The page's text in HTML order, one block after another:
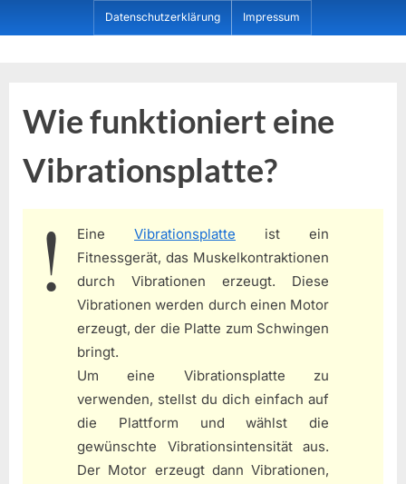
to
Datenschutzerklärung Impressum
Wie funktioniert eine
Vibrationsplatte?
Eine Vibrationsplatte ist ein
Fitnessgerät, das Muskelkontraktionen
durch Vibrationen erzeugt. Diese
Vibrationen werden durch einen Motor
erzeugt, der die Platte zum Schwingen
bringt.
Um eine Vibrationsplatte zu
verwenden, stellst du dich einfach auf
die Plattform und wählst die
gewünschte Vibrationsintensität aus.
Der Motor erzeugt dann Vibrationen,